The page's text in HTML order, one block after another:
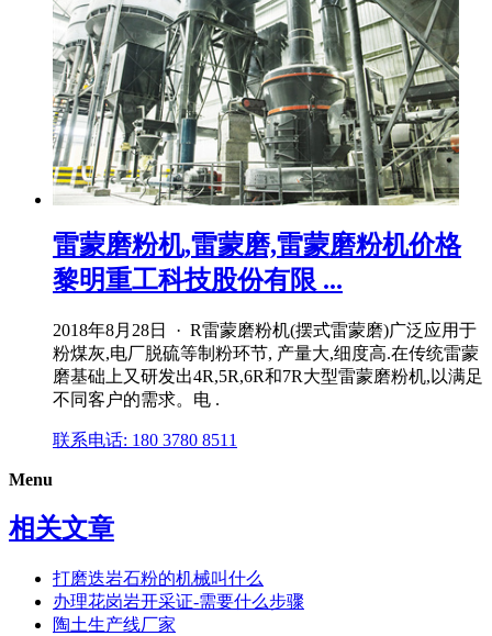
雷蒙磨粉机,雷蒙磨,雷蒙磨粉机价格
黎明重工科技股份有限 ...
2018年8月28日 · R雷蒙磨粉机(摆式雷蒙磨)广泛应用于
粉煤灰,电厂脱硫等制粉环节, 产量大,细度高.在传统雷蒙
磨基础上又研发出4R,5R,6R和7R大型雷蒙磨粉机,以满足
不同客户的需求。电 .
联系电话: 180 3780 8511
Menu
相关文章
打磨迭岩石粉的机械叫什么
办理花岗岩开采证-需要什么步骤
陶土生产线厂家